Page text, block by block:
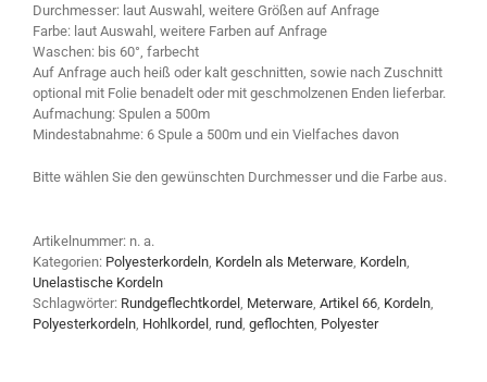
Durchmesser: laut Auswahl, weitere Größen auf Anfrage
Farbe: laut Auswahl, weitere Farben auf Anfrage
Waschen: bis 60°, farbecht
Auf Anfrage auch heiß oder kalt geschnitten, sowie nach Zuschnitt
optional mit Folie benadelt oder mit geschmolzenen Enden lieferbar.
Aufmachung: Spulen a 500m
Mindestabnahme: 6 Spule a 500m und ein Vielfaches davon
Bitte wählen Sie den gewünschten Durchmesser und die Farbe aus.
Artikelnummer: n. a.
Kategorien: Polyesterkordeln Kordeln als Meterware Kordeln
Unelastische Kordeln
Schlagwörter: Rundgeflechtkordel Meterware Artikel 66 Kordeln
Polyesterkordeln Hohlkordel rund geflochten Polyester